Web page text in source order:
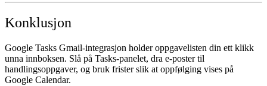
Konklusjon
Google Tasks Gmail-integrasjon holder oppgavelisten din ett klikk
unna innboksen. Slå på Tasks-panelet, dra e-poster til
handlingsoppgaver, og bruk frister slik at oppfølging vises på
Google Calendar.